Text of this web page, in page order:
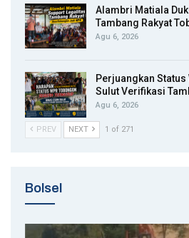
Alambri Matiala
Tambang Rakyat
Agu 6, 2026
Perjuangkan Status
Sulut Verifikasi
Agu 6, 2026
PREV NEXT 1 of 271
Bolsel